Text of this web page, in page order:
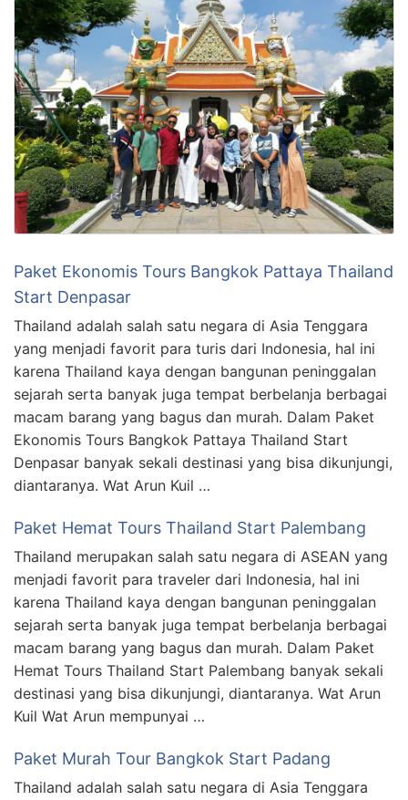
Paket Ekonomis Tours Bangkok Pattaya Thailand
Start Denpasar
Thailand adalah salah satu negara di Asia Tenggara
yang menjadi favorit para turis dari Indonesia, hal ini
karena Thailand kaya dengan bangunan peninggalan
sejarah serta banyak juga tempat berbelanja berbagai
macam barang yang bagus dan murah. Dalam Paket
Ekonomis Tours Bangkok Pattaya Thailand Start
Denpasar banyak sekali destinasi yang bisa dikunjungi,
diantaranya. Wat Arun Kuil …
Paket Hemat Tours Thailand Start Palembang
Thailand merupakan salah satu negara di ASEAN yang
menjadi favorit para traveler dari Indonesia, hal ini
karena Thailand kaya dengan bangunan peninggalan
sejarah serta banyak juga tempat berbelanja berbagai
macam barang yang bagus dan murah. Dalam Paket
Hemat Tours Thailand Start Palembang banyak sekali
destinasi yang bisa dikunjungi, diantaranya. Wat Arun
Kuil Wat Arun mempunyai …
Paket Murah Tour Bangkok Start Padang
Thailand adalah salah satu negara di Asia Tenggara